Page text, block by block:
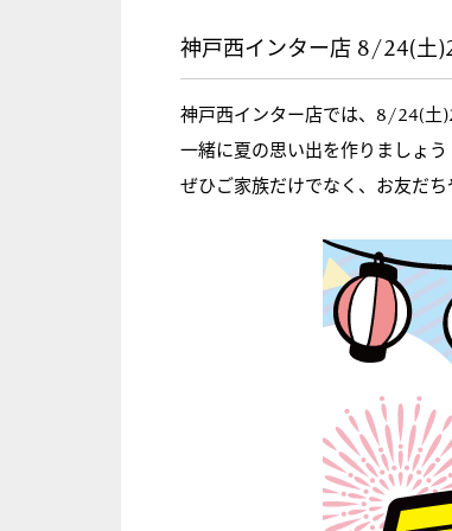
神戸西インター店 8/24(土
神戸西インター店では、8/24(土
一緒に夏の思い出を作りましょう
ぜひご家族だけでなく、お友だ